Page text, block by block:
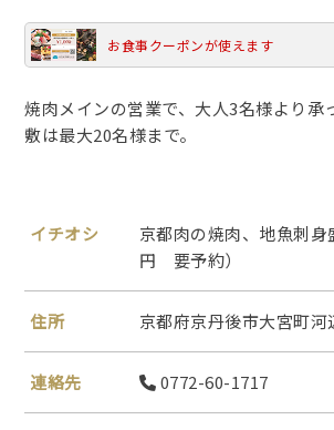
お食事クーポンが使えます
焼肉メインの営業で、大人3名様より承
敷は最大20名様まで。
イチオシ
京都肉の焼肉、地魚刺
円 要予約）
住所 京都府京丹後市大宮町
連絡先 0772-60-1717